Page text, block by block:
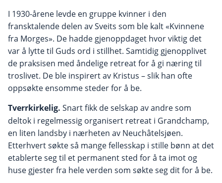
I 1930-årene levde en gruppe kvinner i den
fransktalende delen av Sveits som ble kalt «Kvinnene
fra Morges». De hadde gjenoppdaget hvor viktig det
var å lytte til Guds ord i stillhet. Samtidig gjenopplivet
de praksisen med åndelige retreat for å gi næring til
troslivet. De ble inspirert av Kristus – slik han ofte
oppsøkte ensomme steder for å be.
Tverrkirkelig. Snart fikk de selskap av andre som
deltok i regelmessig organisert retreat i Grandchamp,
en liten landsby i nærheten av Neuchâtelsjøen.
Etterhvert søkte så mange fellesskap i stille bønn at det
etablerte seg til et permanent sted for å ta imot og
huse gjester fra hele verden som søkte seg dit for å be.